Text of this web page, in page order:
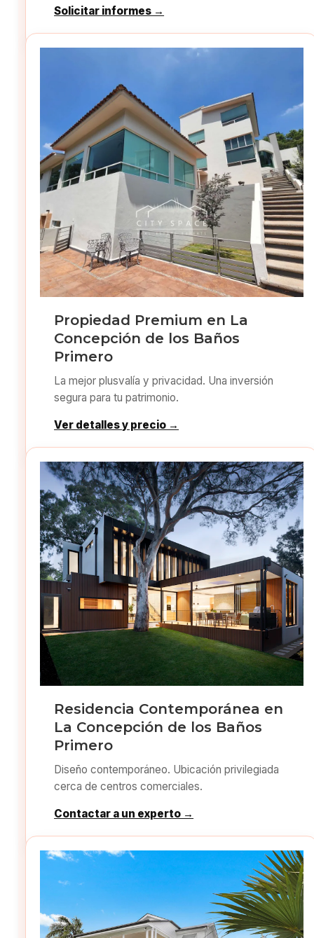
Solicitar informes →
Propiedad Premium en La
Concepción de los Baños
Primero
La mejor plusvalía y privacidad. Una inversión
segura para tu patrimonio.
Ver detalles y precio →
Residencia Contemporánea en
La Concepción de los Baños
Primero
Diseño contemporáneo. Ubicación privilegiada
cerca de centros comerciales.
Contactar a un experto →